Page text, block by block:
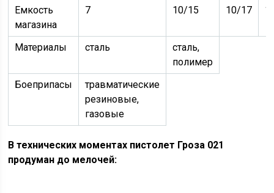
Емкость
магазина
7 10/15 10/17
Материалы сталь
сталь,
полимер
Боеприпасы
травматические
резиновые,
газовые
В технических моментах пистолет Гроза 021
продуман до мелочей: